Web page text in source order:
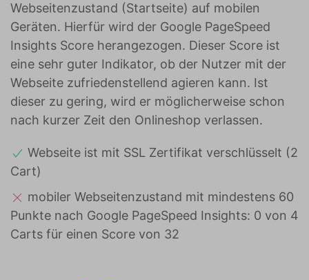
Webseitenzustand (Startseite) auf mobilen
Geräten. Hierfür wird der Google PageSpeed
Insights Score herangezogen. Dieser Score ist
eine sehr guter Indikator, ob der Nutzer mit der
Webseite zufriedenstellend agieren kann. Ist
dieser zu gering, wird er möglicherweise schon
nach kurzer Zeit den Onlineshop verlassen.
Webseite ist mit SSL Zertifikat verschlüsselt (2
Cart)
mobiler Webseitenzustand mit mindestens 60
Punkte nach Google PageSpeed Insights: 0 von 4
Carts für einen Score von 32